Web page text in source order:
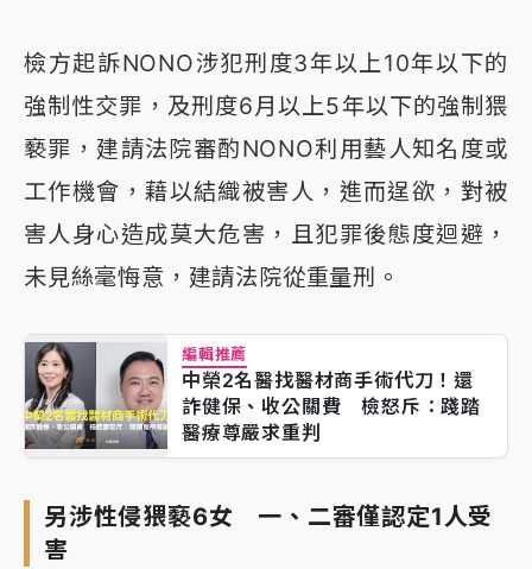
檢方起訴NONO涉犯刑度3年以上10年以下的
強制性交罪，及刑度6月以上5年以下的強制猥
褻罪，建請法院審酌NONO利用藝人知名度或
工作機會，藉以結織被害人，進而逞欲，對被
害人身心造成莫大危害，且犯罪後態度迴避，
未見絲毫悔意，建請法院從重量刑。
編輯推薦
中榮2名醫找醫材商手術代刀！還
詐健保、收公關費 檢怒斥：踐踏
醫療尊嚴求重判
另涉性侵猥褻6女 一、二審僅認定1人受
害